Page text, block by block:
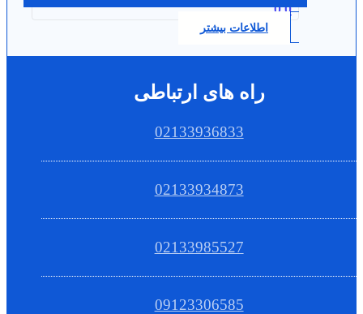
0.0
اطلاعات بیشتر
راه های ارتباطی
02133936833
02133934873
02133985527
09123306585